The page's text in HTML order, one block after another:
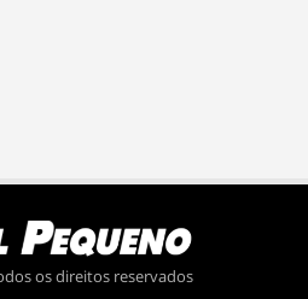
os direitos reservados